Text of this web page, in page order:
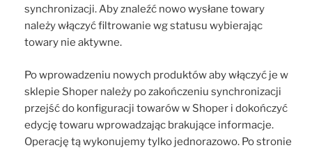
synchronizacji. Aby znaleźć nowo wysłane towary
należy włączyć filtrowanie wg statusu wybierając
towary nie aktywne.
Po wprowadzeniu nowych produktów aby włączyć je w
sklepie Shoper należy po zakończeniu synchronizacji
przejść do konfiguracji towarów w Shoper i dokończyć
edycję towaru wprowadzając brakujące informacje.
Operację tą wykonujemy tylko jednorazowo. Po stronie